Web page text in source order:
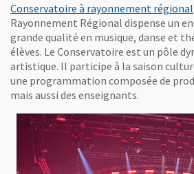
Conservatoire à rayonnement régional
Rayonnement Régional dispense un
grande qualité en musique, danse et
élèves. Le Conservatoire est un pôle
artistique. Il participe à la saison
une programmation composée de
mais aussi des enseignants.